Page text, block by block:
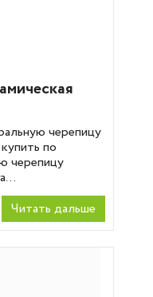
черепицу
по
черепицу
Читать дальше